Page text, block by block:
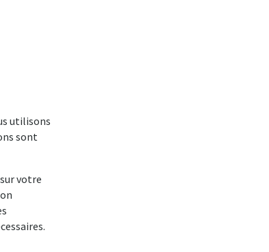
utilisons
sont
votre